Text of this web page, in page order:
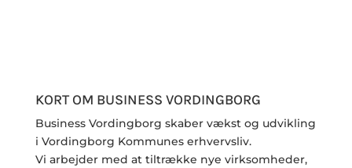
KORT OM BUSINESS VORDINGBORG
Business Vordingborg skaber vækst og udvikling
i Vordingborg Kommunes erhvervsliv.
Vi arbejder med at tiltrække nye virksomheder,